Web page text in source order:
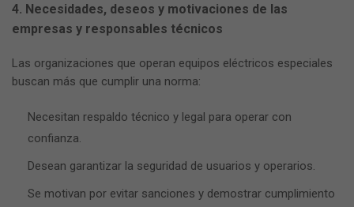
4. Necesidades, deseos y motivaciones de las
empresas y responsables técnicos
Las organizaciones que operan equipos eléctricos especiales
buscan más que cumplir una norma:
Necesitan respaldo técnico y legal para operar con
confianza.
Desean garantizar la seguridad de usuarios y operarios.
Se motivan por evitar sanciones y demostrar cumplimiento